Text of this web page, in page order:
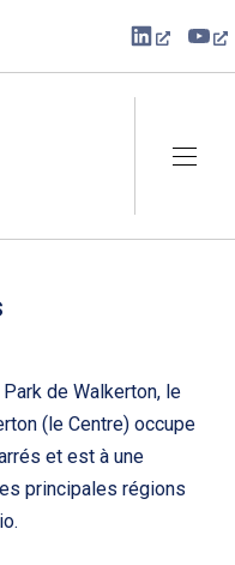
New
Water Centre
de Walkerton, le
(le Centre) occupe
et est à une
principales régions